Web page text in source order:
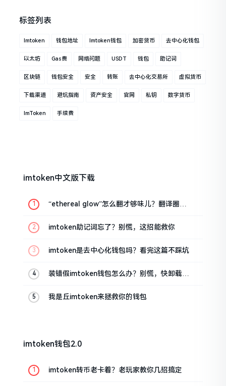
标签列表
Imtoken 钱包地址 Imtoken钱包 加密货币 去中心化钱包
以太坊 Gas费 网络问题 USDT 钱包 助记词
区块链 钱包安全 安全 转账 去中心化交易所 虚拟货币
下载渠道 避坑指南 资产安全 官网 私钥 数字货币
ImToken 手续费
imtoken中文版下载
“ethereal glow”怎么翻才够味儿？翻译圈老
imtoken助记词忘了？别慌，这招能救你
imtoken是去中心化钱包吗？看完这篇不踩坑
装错假imtoken钱包怎么办？别慌，快卸载，
我是丘imtoken来拯救你的钱包
imtoken钱包2.0
imtoken转币老卡着？老玩家教你几招搞定